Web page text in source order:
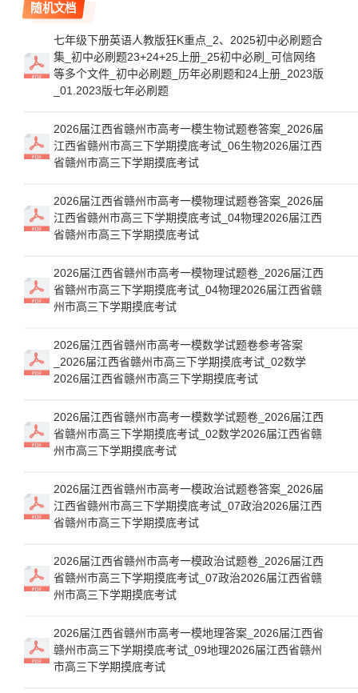
随机文档
七年级下册英语人教版狂K重点_2、2025初中必刷题合
集_初中必刷题23+24+25上册_25初中必刷_可信网络
等多个文件_初中必刷题_历年必刷题和24上册_2023版
_01.2023版七年必刷题
2026届江西省赣州市高考一模生物试题卷答案_2026届
江西省赣州市高三下学期摸底考试_06生物2026届江西
省赣州市高三下学期摸底考试
2026届江西省赣州市高考一模物理试题卷答案_2026届
江西省赣州市高三下学期摸底考试_04物理2026届江西
省赣州市高三下学期摸底考试
2026届江西省赣州市高考一模物理试题卷_2026届江西
省赣州市高三下学期摸底考试_04物理2026届江西省赣
州市高三下学期摸底考试
2026届江西省赣州市高考一模数学试题卷参考答案
_2026届江西省赣州市高三下学期摸底考试_02数学
2026届江西省赣州市高三下学期摸底考试
2026届江西省赣州市高考一模数学试题卷_2026届江西
省赣州市高三下学期摸底考试_02数学2026届江西省赣
州市高三下学期摸底考试
2026届江西省赣州市高考一模政治试题卷答案_2026届
江西省赣州市高三下学期摸底考试_07政治2026届江西
省赣州市高三下学期摸底考试
2026届江西省赣州市高考一模政治试题卷_2026届江西
省赣州市高三下学期摸底考试_07政治2026届江西省赣
州市高三下学期摸底考试
2026届江西省赣州市高考一模地理答案_2026届江西省
赣州市高三下学期摸底考试_09地理2026届江西省赣州
市高三下学期摸底考试